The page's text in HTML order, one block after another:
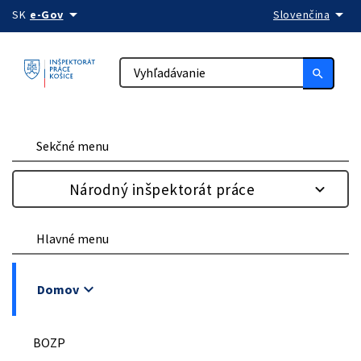
Preskočiť na obsah
SK e-Govarrow_drop_down Slovenčina arrow_drop_down
search
Sekčné menu
Národný inšpektorát práce
Hlavné menu
Domov keyboard_arrow_down
BOZP